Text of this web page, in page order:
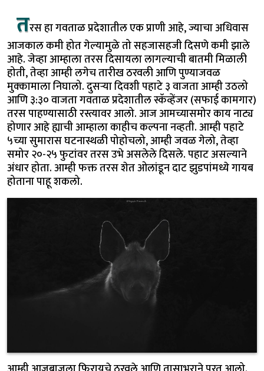
तरस हा गवताळ प्रदेशातील एक प्राणी आहे, ज्याचा अधिवास
आजकाल कमी होत गेल्यामुळे तो सहजासहजी दिसणे कमी झाले
आहे. जेव्हा आम्हाला तरस दिसायला लागल्याची बातमी मिळाली
होती, तेव्हा आम्ही लगेच तारीख ठरवली आणि पुण्याजवळ
मुक्कामाला निघालो. दुसऱ्या दिवशी पहाटे ३ वाजता आम्ही उठलो
आणि ३:३० वाजता गवताळ प्रदेशातील स्कॅव्हेंजर (सफाई कामगार)
तरस पाहण्यासाठी रस्त्यावर आलो. आज आमच्यासमोर काय नाट्य
होणार आहे ह्याची आम्हाला काहीच कल्पना नव्हती. आम्ही पहाटे
५च्या सुमारास घटनास्थळी पोहोचलो, आम्ही जवळ गेलो, तेव्हा
समोर २०-२५ फुटांवर तरस उभे असलेले दिसले. पहाट असल्याने
अंधार होता. आम्ही फक्त तरस शेत ओलांडून दाट झुडपांमध्ये गायब
होताना पाहू शकलो.